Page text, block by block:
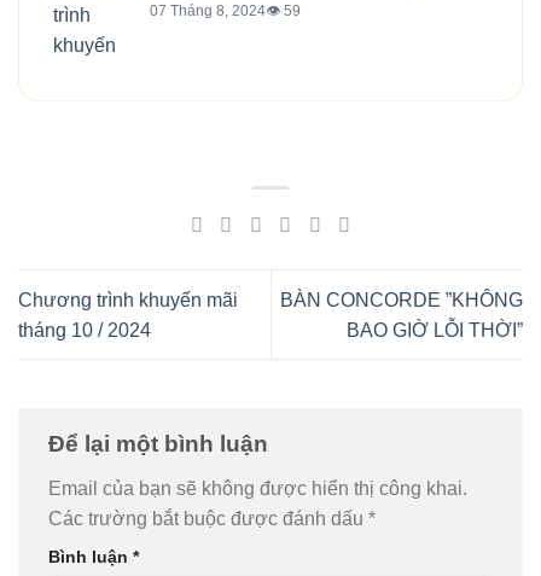
07 Tháng 8, 2024👁 59
Chương trình khuyến mãi
tháng 10 / 2024
BÀN CONCORDE ”KHÔNG
BAO GIỜ LỖI THỜI”
Để lại một bình luận
Email của bạn sẽ không được hiển thị công khai.
Các trường bắt buộc được đánh dấu *
Bình luận *